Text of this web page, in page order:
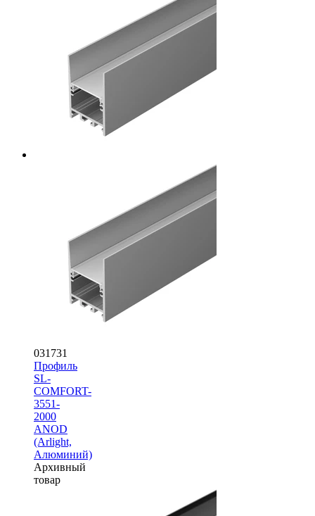
031731
Профиль
SL-
COMFORT-
3551-
2000
ANOD
(Arlight,
Алюминий)
Архивный
товар